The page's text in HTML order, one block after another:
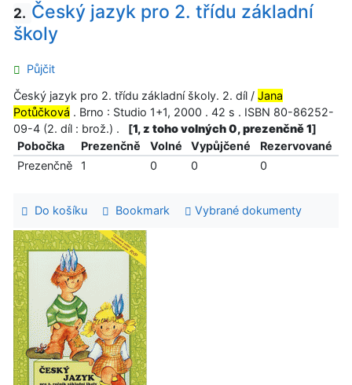
2. Český jazyk pro 2. třídu základní
školy
Půjčit
Český jazyk pro 2. třídu základní školy. 2. díl / Jana
Potůčková . Brno : Studio 1+1, 2000 . 42 s . ISBN 80-86252-
09-4 (2. díl : brož.) .
[1, z toho volných 0, prezenčně 1]
Pobočka
Prezenčně Volné Vypůjčené
Rezervované
Prezenčně
1 0 0 0
Do košíku Bookmark Vybrané dokumenty